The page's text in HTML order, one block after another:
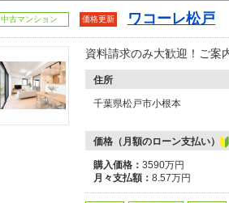
中古マンション 価格更新 ワコーレ松戸
資料請求のみ大歓迎！ご案
住所
千葉県松戸市小根本
価格（月額のローン支払い）
購入価格： 3590万円
月々支払額： 8.57万円